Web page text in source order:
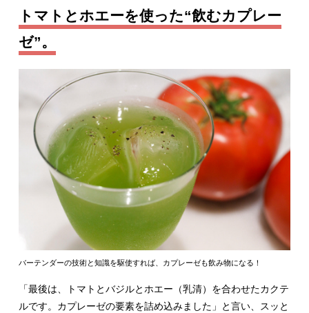
トマトとホエーを使った“飲むカプレー
ゼ”。
バーテンダーの技術と知識を駆使すれば、カプレーゼも飲み物になる！
「最後は、トマトとバジルとホエー（乳清）を合わせたカクテ
ルです。カプレーゼの要素を詰め込みました」と言い、スッと